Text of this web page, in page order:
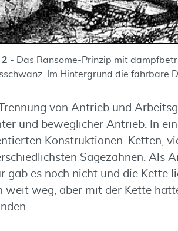
2 - Das Ransome-Prinzip mit
Im Hintergrund die fahrbare
von Antrieb und
und beweglicher Antrieb. In
Konstruktionen: Ketten,
Sägezähnen. Als
gab es noch nicht und die Kette
weit weg, aber mit der Kette